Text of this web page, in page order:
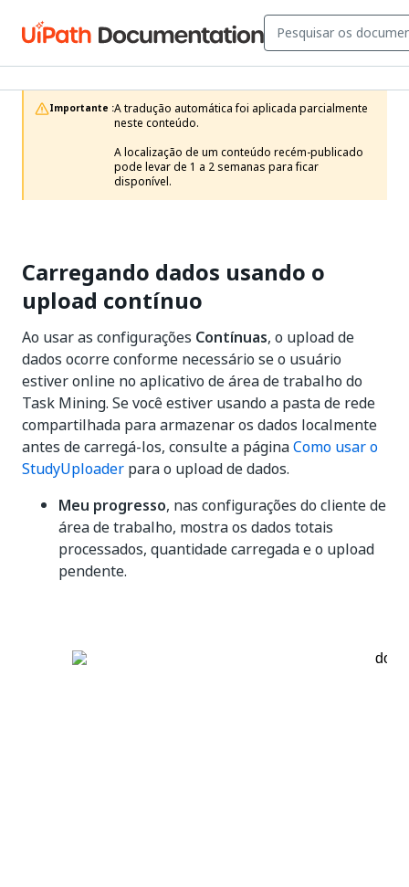
Importante :A tradução automática foi aplicada parcialmente
neste conteúdo.
A localização de um conteúdo recém-publicado
pode levar de 1 a 2 semanas para ficar
disponível.
Carregando dados usando o
upload contínuo
Ao usar as configurações Contínuas, o upload de
dados ocorre conforme necessário se o usuário
estiver online no aplicativo de área de trabalho do
Task Mining. Se você estiver usando a pasta de rede
compartilhada para armazenar os dados localmente
antes de carregá-los, consulte a páginaComo usar o
StudyUploader para o upload de dados.
Meu progresso, nas configurações do cliente de
área de trabalho, mostra os dados totais
processados, quantidade carregada e o upload
pendente.